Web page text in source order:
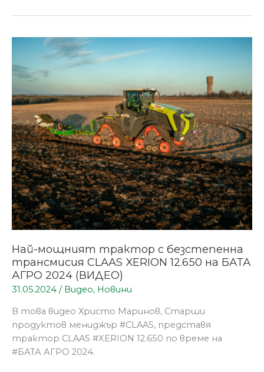
Най-мощният трактор с безстепенна
трансмисия CLAAS XERION 12.650 на БАТА
АГРО 2024 (ВИДЕО)
31.05.2024 / Видео, Новини
В това видео Христо Маринов, Старши
продуктов мениджър #CLAAS, представя
трактор CLAAS #XERION 12.650 по време на
#БАТА АГРО 2024.
мощният
трактор
безстепенна
трансмисия
CLAAS
XERION
12.650
на
БАТА
АГРО
2024
(ВИДЕО)